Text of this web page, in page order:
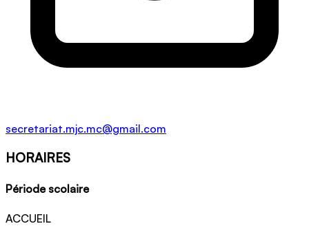
secretariat.mjc.mc@gmail.com
HORAIRES
Période scolaire
ACCUEIL